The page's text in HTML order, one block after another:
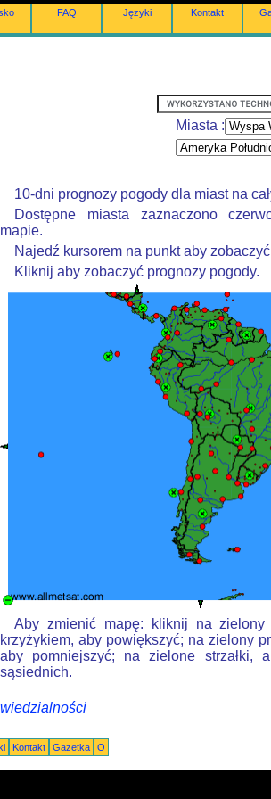
FAQ Języki Kontakt
Miasta :
10-dni prognozy pogody dla miast na
Dostępne miasta zaznaczono
mapie.
Najedź kursorem na punkt aby
Kliknij aby zobaczyć prognozy pogody.
Aby zmienić mapę: kliknij na zielony
krzyżykiem, aby powiększyć; na zielony
aby pomniejszyć; na zielone strzałki,
sąsiednich.
Kontakt Gazetka O